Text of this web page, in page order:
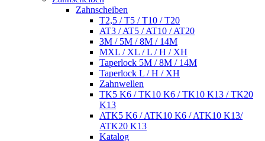
Zahnscheiben
T2,5 / T5 / T10 / T20
AT3 / AT5 / AT10 / AT20
3M / 5M / 8M / 14M
MXL / XL / L / H / XH
Taperlock 5M / 8M / 14M
Taperlock L / H / XH
Zahnwellen
TK5 K6 / TK10 K6 / TK10 K13 / TK20
K13
ATK5 K6 / ATK10 K6 / ATK10 K13/
ATK20 K13
Katalog